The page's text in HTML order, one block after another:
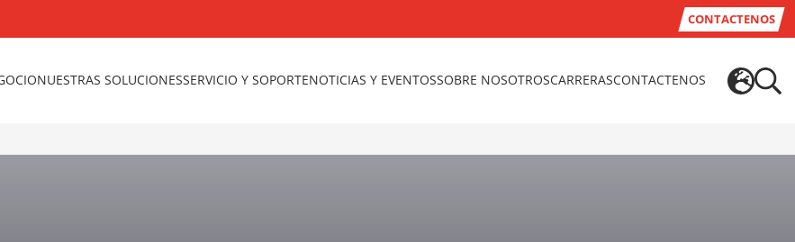
CONTACTENOS
NUESTRAS SOLUCIONESSERVICIO Y SOPORTENOTICIAS Y EVENTOSSOBRE NOSOTROSCARRERASCONTACTENOS